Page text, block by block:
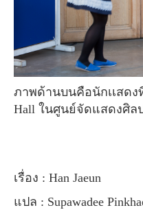
ภาพด้านบนคือนักเเสดงที่ทำการเต้นโชว์ที่ Lebuchett
Hall ในศูนย์จัดแสดงศิล
เรื่อง : Han Jaeun
แปล : Supawadee